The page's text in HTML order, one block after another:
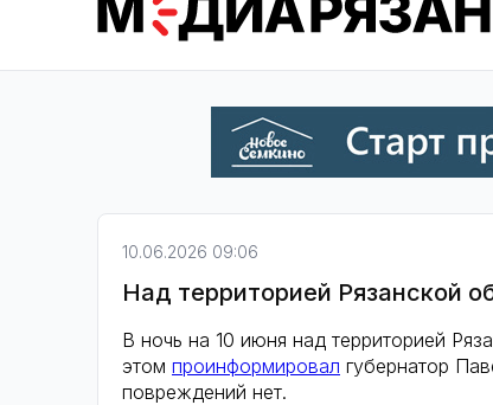
10.06.2026 09:06
Над территорией Рязанской
В ночь на 10 июня над территорией
этом проинформировал губернатор
повреждений нет.